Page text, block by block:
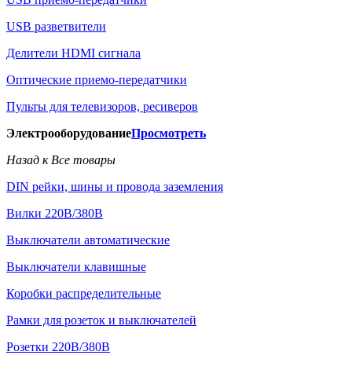
USB разветвители
Делители HDMI сигнала
Оптические приемо-передатчики
Пульты для телевизоров, ресиверов
ЭлектрооборудованиеПросмотреть
Назад к Все товары
DIN рейки, шины и провода заземления
Вилки 220В/380В
Выключатели автоматические
Выключатели клавишные
Коробки распределительные
Рамки для розеток и выключателей
Розетки 220В/380В